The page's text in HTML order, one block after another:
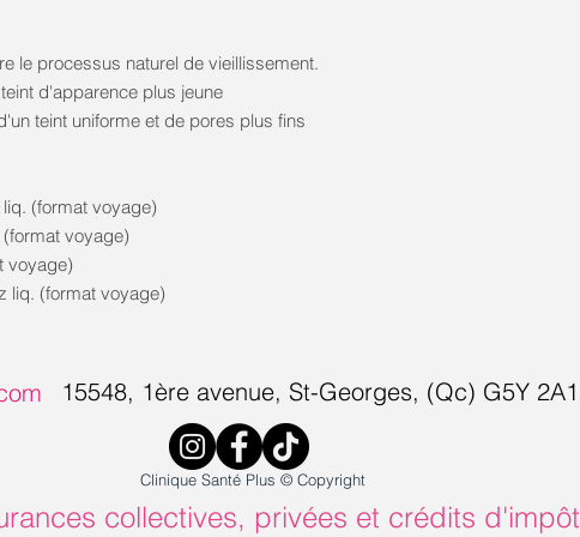
le processus naturel de vieillissement.
d'apparence plus jeune
teint uniforme et de pores plus fins
(format voyage)
voyage)
voyage)
liq. (format voyage)
15548, 1ère avenue, St-Georges, (Qc) G5Y 2A1
Clinique Santé Plus © Copyright
collectives, privées et crédits d'impôt